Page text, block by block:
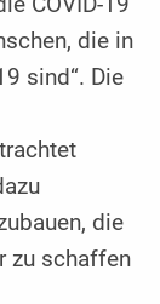
die in
sind“. Die
die
zu schaffen